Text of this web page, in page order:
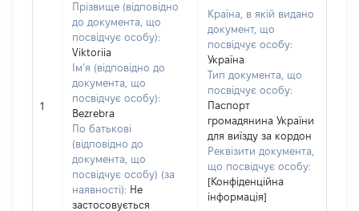
1
Прізвище (відповідно
до документа, що
посвідчує особу):
Viktoriia
Ім’я (відповідно до
документа, що
посвідчує особу):
Bezrebra
По батькові
(відповідно до
документа, що
посвідчує особу) (за
наявності): Не
застосовується
Країна, в якій видано
документ, що
посвідчує особу:
Україна
Тип документа, що
посвідчує особу:
Паспорт
громадянина України
для виїзду за кордон
Реквізити документа,
що посвідчує особу:
[Конфіденційна
інформація]